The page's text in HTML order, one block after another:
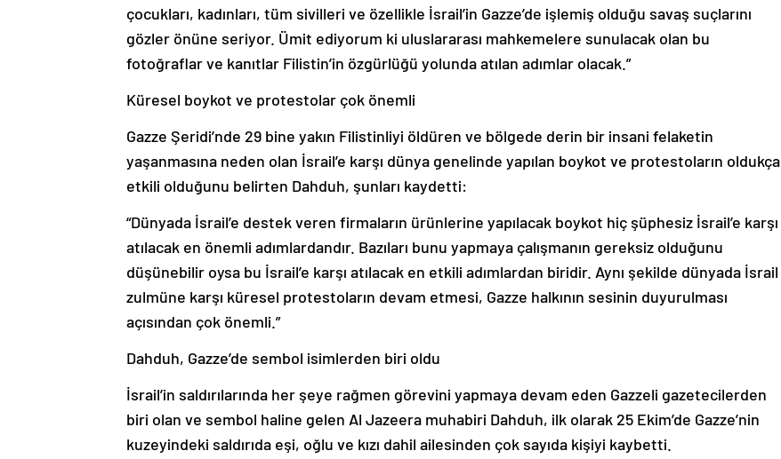
çocukları, kadınları, tüm sivilleri ve özellikle İsrail’in Gazze’de işlemiş olduğu savaş suçlarını
gözler önüne seriyor. Ümit ediyorum ki uluslararası mahkemelere sunulacak olan bu
fotoğraflar ve kanıtlar Filistin’in özgürlüğü yolunda atılan adımlar olacak.”
Küresel boykot ve protestolar çok önemli
Gazze Şeridi’nde 29 bine yakın Filistinliyi öldüren ve bölgede derin bir insani felaketin
yaşanmasına neden olan İsrail’e karşı dünya genelinde yapılan boykot ve protestoların oldukça
etkili olduğunu belirten Dahduh, şunları kaydetti:
“Dünyada İsrail’e destek veren firmaların ürünlerine yapılacak boykot hiç şüphesiz İsrail’e karşı
atılacak en önemli adımlardandır. Bazıları bunu yapmaya çalışmanın gereksiz olduğunu
düşünebilir oysa bu İsrail’e karşı atılacak en etkili adımlardan biridir. Aynı şekilde dünyada İsrail
zulmüne karşı küresel protestoların devam etmesi, Gazze halkının sesinin duyurulması
açısından çok önemli.”
Dahduh, Gazze’de sembol isimlerden biri oldu
İsrail’in saldırılarında her şeye rağmen görevini yapmaya devam eden Gazzeli gazetecilerden
biri olan ve sembol haline gelen Al Jazeera muhabiri Dahduh, ilk olarak 25 Ekim’de Gazze’nin
kuzeyindeki saldırıda eşi, oğlu ve kızı dahil ailesinden çok sayıda kişiyi kaybetti.